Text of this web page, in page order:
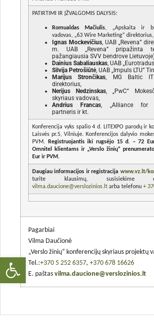
Open toolbar
PATIRTIMI IR ĮŽVALGOMIS DALYSIS:
Romualdas Mačiulis, „Apskaita ir
vadovas, „63 Wire Marketing” direktorius,
Ignas Mockevičius, UAB „Revena”
m. UAB „Revena” pripažinta
pažangiausia SVV bendrove
Dainius Sabaliauskas, UAB
Silvija Petrošiūtė, UAB „Impuls LTU”
Marijus Strončikas, MG Baltic
direktorius,
Nerijus Nedzinskas, „PwC“
skyriaus vadovas,
Andrius Francas, „Alliance for
partneris ir kt.
Konferencija vyks spalio 4 d. LITEXPO parodų ir
Laisvės pr.5, Vilniuje. Konferencijos dalyvio
PVM.
Registruojantis iki rugsėjo 15 d. – 72
Omnitel klientams ir „Verslo žinių“
Eur ir PVM.
Daugiau informacijos ir registracija www.vz.lt/
turite klausimų, susisiekime
vilma.daucione@verslozinios.lt arba telefonu +
Pagarbiai
Vilma Daučionė
„Verslo žinių“ konferencijų skyriaus projektų
Tel.:+370 5 252 6357, +370 678 16626
E. paštas vilma.daucione@verslozinios.lt